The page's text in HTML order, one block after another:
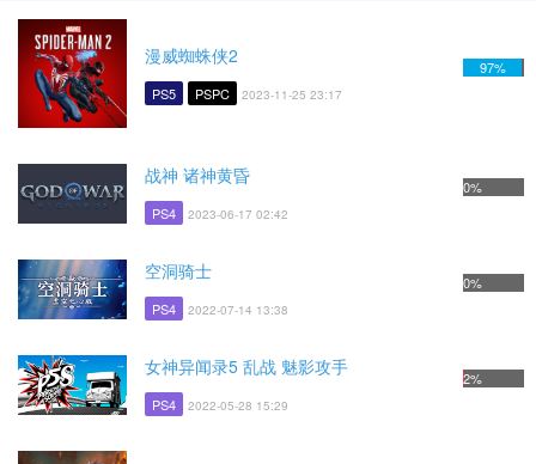
漫威蜘蛛侠2
PS5 PSPC 2023-11-25 23:17
97%
战神 诸神黄昏
PS4 2023-06-17 02:42
0%
空洞骑士
PS4 2022-07-14 13:38
0%
女神异闻录5 乱战 魅影攻手
PS4 2022-05-28 15:29
2%